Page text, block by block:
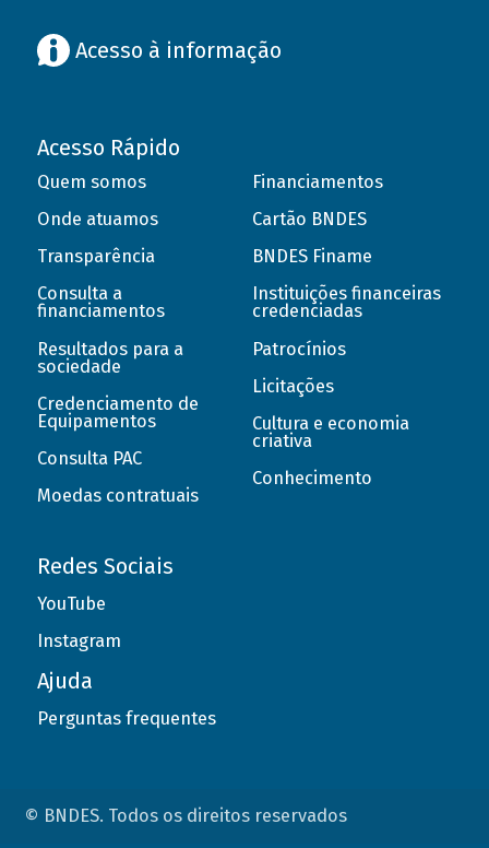
Acesso à informação
Acesso Rápido
Quem somos
Onde atuamos
Transparência
Consulta a
financiamentos
Resultados para a
sociedade
Credenciamento de
Equipamentos
Consulta PAC
Moedas contratuais
Financiamentos
Cartão BNDES
BNDES Finame
Instituições financeiras
credenciadas
Patrocínios
Licitações
Cultura e economia
criativa
Conhecimento
Redes Sociais
YouTube
Instagram
Ajuda
Perguntas frequentes
© BNDES. Todos os direitos reservados